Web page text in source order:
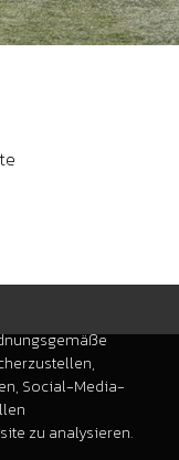
Social-Media-
zu analysieren.